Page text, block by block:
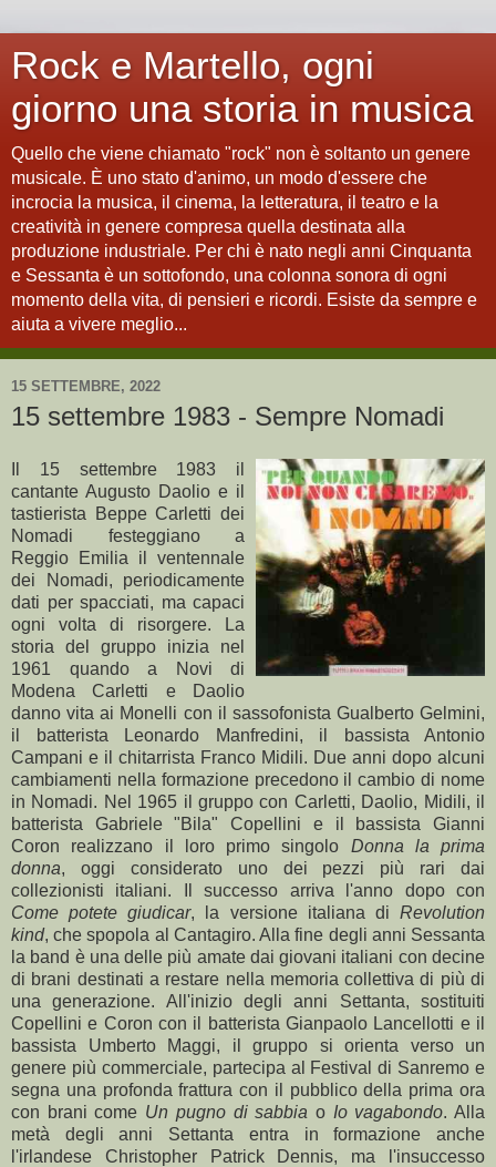
Rock e Martello, ogni
giorno una storia in musica
Quello che viene chiamato "rock" non è soltanto un genere
musicale. È uno stato d'animo, un modo d'essere che
incrocia la musica, il cinema, la letteratura, il teatro e la
creatività in genere compresa quella destinata alla
produzione industriale. Per chi è nato negli anni Cinquanta
e Sessanta è un sottofondo, una colonna sonora di ogni
momento della vita, di pensieri e ricordi. Esiste da sempre e
aiuta a vivere meglio...
15 SETTEMBRE, 2022
15 settembre 1983 - Sempre Nomadi
Il 15 settembre 1983 il
cantante Augusto Daolio e il
tastierista Beppe Carletti dei
Nomadi festeggiano a
Reggio Emilia il ventennale
dei Nomadi, periodicamente
dati per spacciati, ma capaci
ogni volta di risorgere. La
storia del gruppo inizia nel
1961 quando a Novi di
Modena Carletti e Daolio
danno vita ai Monelli con il sassofonista Gualberto Gelmini,
il batterista Leonardo Manfredini, il bassista Antonio
Campani e il chitarrista Franco Midili. Due anni dopo alcuni
cambiamenti nella formazione precedono il cambio di nome
in Nomadi. Nel 1965 il gruppo con Carletti, Daolio, Midili, il
batterista Gabriele "Bila" Copellini e il bassista Gianni
Coron realizzano il loro primo singolo Donna la prima
donna, oggi considerato uno dei pezzi più rari dai
collezionisti italiani. Il successo arriva l'anno dopo con
Come potete giudicar, la versione italiana diRevolution
kind, che spopola al Cantagiro. Alla fine degli anni Sessanta
la band è una delle più amate dai giovani italiani con decine
di brani destinati a restare nella memoria collettiva di più di
una generazione. All'inizio degli anni Settanta, sostituiti
Copellini e Coron con il batterista Gianpaolo Lancellotti e il
bassista Umberto Maggi, il gruppo si orienta verso un
genere più commerciale, partecipa al Festival di Sanremo e
segna una profonda frattura con il pubblico della prima ora
con brani come Un pugno di sabbia o Io vagabondo. Alla
metà degli anni Settanta entra in formazione anche
l'irlandese Christopher Patrick Dennis, ma l'insuccesso